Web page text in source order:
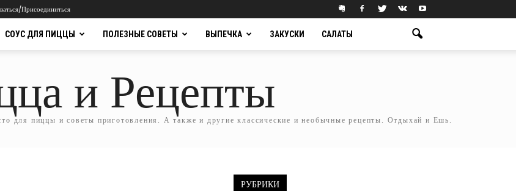
Присоединиться
СОУС ДЛЯ ПИЦЦЫ ПОЛЕЗНЫЕ СОВЕТЫ ВЫПЕЧКА ЗАКУСКИ САЛАТЫ
и Рецепты
для пиццы и советы приготовления. А также и другие классические и необычные рецепты. Отдыхай и Ешь.
РУБРИКИ